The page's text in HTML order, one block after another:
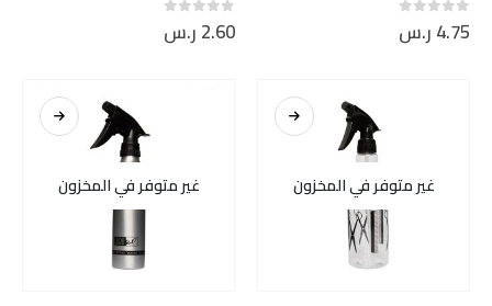
0
4.75ر.س 0
out of 5
2.60ر.س
غير متوفر في المخزون غير متوفر في المخزون